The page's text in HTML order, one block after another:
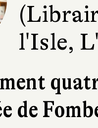
l'Isle,
de